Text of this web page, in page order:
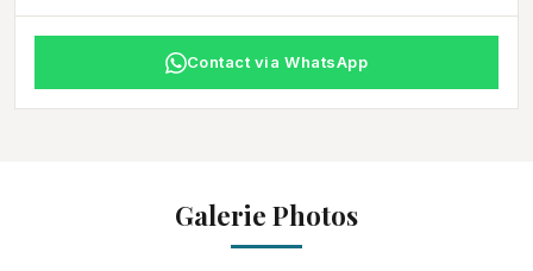
Contact via WhatsApp
Galerie Photos